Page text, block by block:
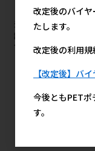
り。 36g ※メーカー直
注単位・最低発注数量(納
計：税抜７万円以上)にご
下さい
改定後のバイ
たします。
改定後の利用規
【改定後】バ
今後ともPET
す。